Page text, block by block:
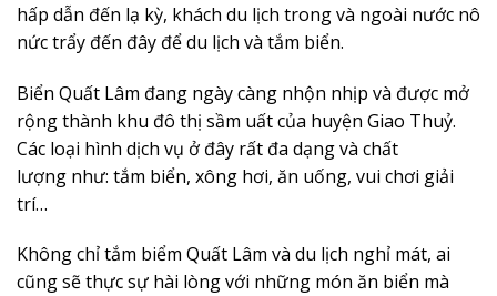
hấp dẫn đến lạ kỳ, khách du lịch trong và ngoài nước nô
nức trẩy đến đây để du lịch và tắm biển.
Biển Quất Lâm đang ngày càng nhộn nhịp và được mở
rộng thành khu đô thị sầm uất của huyện Giao Thuỷ.
Các loại hình dịch vụ ở đây rất đa dạng và chất
lượng như: tắm biển, xông hơi, ăn uống, vui chơi giải
trí…
Không chỉ tắm biểm Quất Lâm và du lịch nghỉ mát, ai
cũng sẽ thực sự hài lòng với những món ăn biển mà